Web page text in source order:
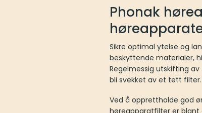
Phonak
Sikre optimal ytelse og
beskyttende materialer,
Regelmessig utskifting
bli svekket av et tett filter.
Ved å opprettholde god